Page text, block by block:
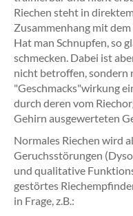
Riechen steht in
Zusammenhang mit dem
Hat man Schnupfen, so
schmecken. Dabei ist
nicht betroffen, sondern
"Geschmacks"wirkung
durch deren vom
Gehirn ausgewerteten
Normales Riechen wird
Geruchsstörungen
und qualitative
gestörtes
in Frage, z.B.: